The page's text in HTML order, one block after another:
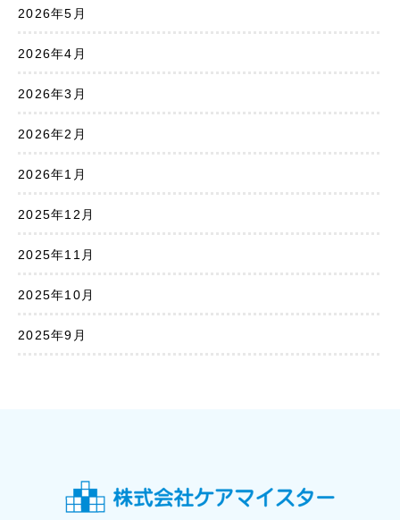
2026年5月
2026年4月
2026年3月
2026年2月
2026年1月
2025年12月
2025年11月
2025年10月
2025年9月